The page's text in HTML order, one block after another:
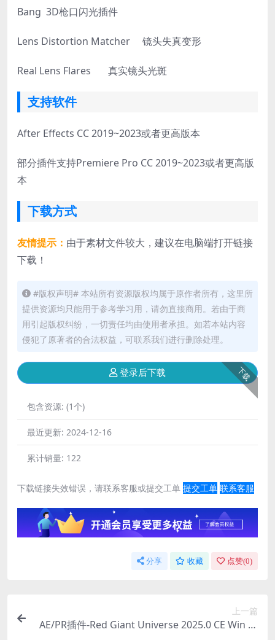
Bang 3D枪口闪光插件
Lens Distortion Matcher 镜头失真变形
Real Lens Flares 真实镜头光斑
支持软件
After Effects CC 2019~2023或者更高版本
部分插件支持Premiere Pro CC 2019~2023或者更高版
本
下载方式
友情提示： 由于素材文件较大，建议在电脑端打开链接
下载！
#版权声明# 本站所有资源版权均属于原作者所有，这里所
提供资源均只能用于参考学习用，请勿直接商用。若由于商
用引起版权纠纷，一切责任均由使用者承担。如若本站内容
侵犯了原著者的合法权益，可联系我们进行删除处理。
下载
登录后下载
包含资源: (1个)
最近更新: 2024-12-16
累计销量: 122
下载链接失效错误，请联系客服或提交工单 提交工单 联系客服
分享 收藏 点赞(0)
上一篇
AE/PR插件-Red Giant Universe 2025.0 CE Win 红